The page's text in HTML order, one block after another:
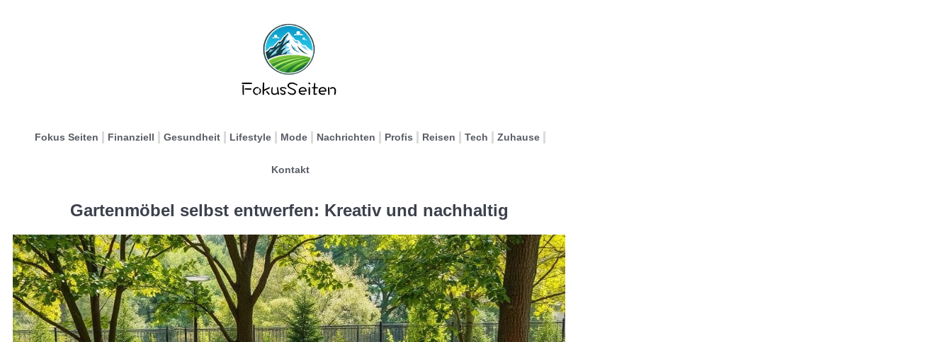
Fokus Seiten Finanziell Gesundheit Lifestyle Mode Nachrichten Profis Reisen Tech Zuhause
Kontakt
Gartenmöbel selbst entwerfen: Kreativ und nachhaltig